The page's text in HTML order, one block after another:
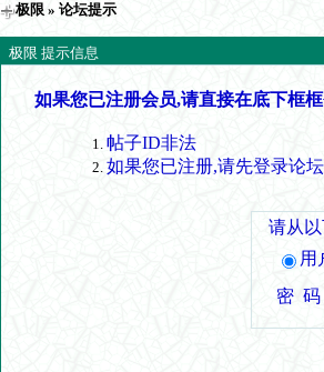
极限 » 论坛提示
极限 提示信息
如果您已注册会员,请直接在底下框
帖子ID非法
如果您已注册,请先登录论
请从
用
密 码